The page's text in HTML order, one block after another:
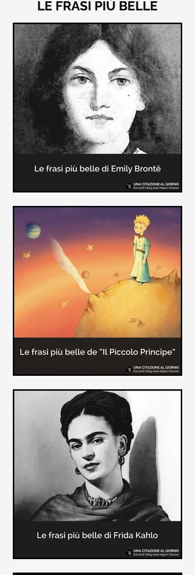
LE FRASI PIÙ BELLE
Le frasi più belle di "Cime
Tempestose" di Emily Brontë
"Cime Tempestose" rimane l'unico
romanzo scritto da Emily Brontë
causa la tubercolosi che le tolse la
vita ad appena 30 anni (...)
Le frasi più belle de "Il piccolo
principe" di Antoine de Saint-
Exupèry
Raccolta delle frasi più belle del
Piccolo Principe che trasmettono il
messaggio più significativo: le cose
più importanti della vita (...)